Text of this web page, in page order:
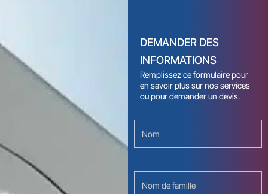
DEMANDER DES
INFORMATIONS
Remplissez ce formulaire pour
en savoir plus sur nos services
ou pour demander un devis.